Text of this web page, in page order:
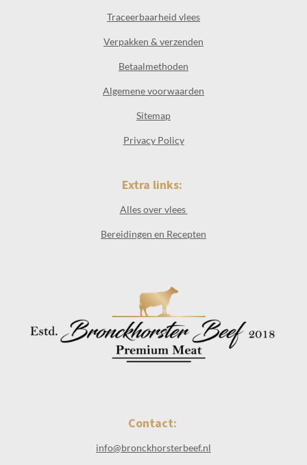
Traceerbaarheid vlees
Verpakken & verzenden
Betaalmethoden
Algemene voorwaarden
Sitemap
Privacy Policy
Extra links:
Alles over vlees
Bereidingen en Recepten
Contact:
info@bronckhorsterbeef.nl